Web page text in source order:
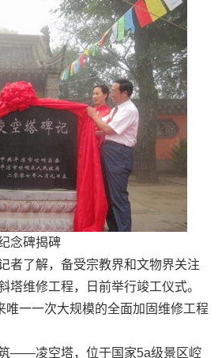
念碑揭碑
了解，备受宗教界和文物界关注
塔维修工程，日前举行竣工仪式。
唯一一次大规模的全面加固维修工程
凌空塔，位于国家5a级景区崆